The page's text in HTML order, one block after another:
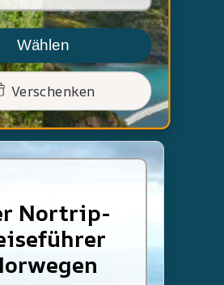
Wählen
Verschenken
Nortrip-